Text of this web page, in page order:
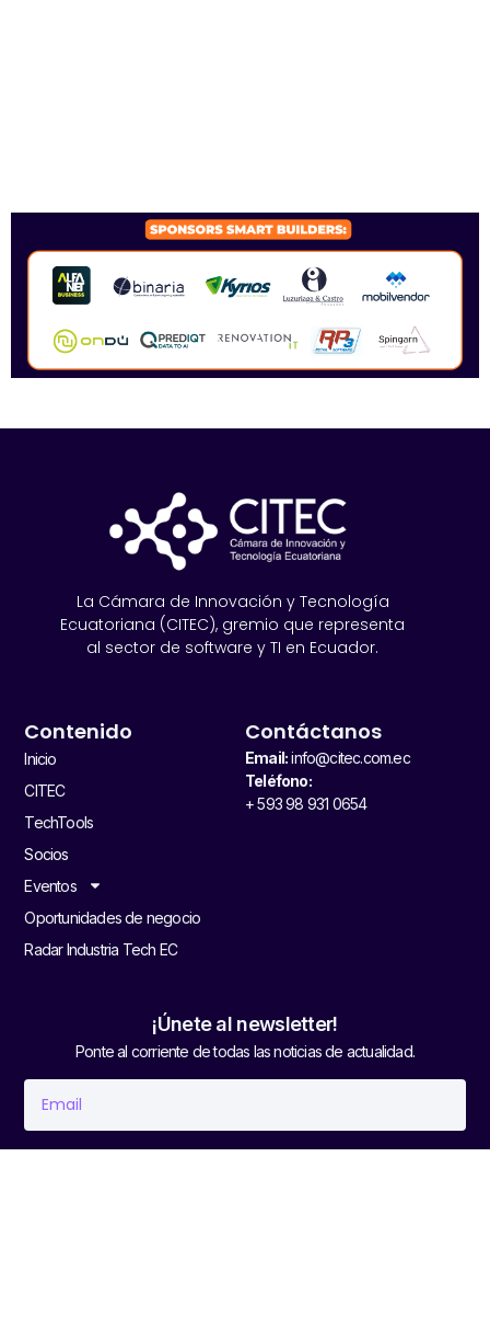
La Cámara de Innovación y Tecnología
Ecuatoriana (CITEC), gremio que representa
al sector de software y TI en Ecuador.
Contenido
Inicio
CITEC
TechTools
Socios
Eventos
Oportunidades de negocio
Radar Industria Tech EC
Contáctanos
Email:info@citec.com.ec
Teléfono:
+ 593 98 931 0654
¡Únete al newsletter!
Ponte al corriente de todas las noticias de actualidad.